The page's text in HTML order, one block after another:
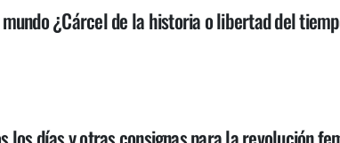
¿Cárcel de la historia o libertad del